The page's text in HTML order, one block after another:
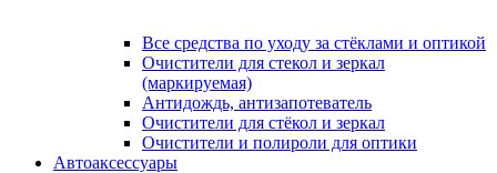
Все средства по уходу за стёклами и оптикой
Очистители для стекол и зеркал
(маркируемая)
Антидождь, антизапотеватель
Очистители для стёкол и зеркал
Очистители и полироли для оптики
Автоаксессуары